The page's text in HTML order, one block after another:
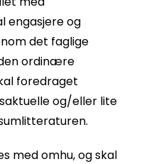
engasjere og
det faglige
ordinære
foredraget
og/eller lite
med omhu, og skal